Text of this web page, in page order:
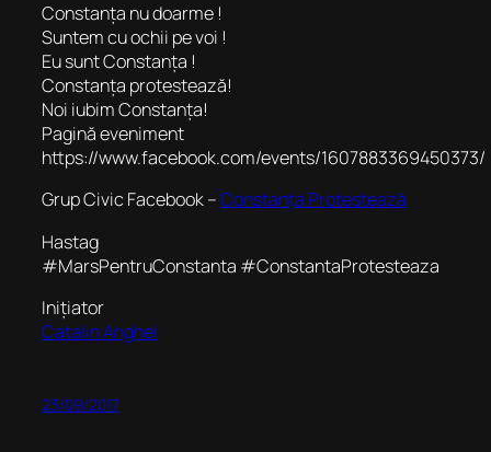
Constanța nu doarme !
Suntem cu ochii pe voi !
Eu sunt Constanța !
Constanța protestează!
Noi iubim Constanța!
Pagină eveniment
https://www.facebook.com/events/1607883369450373/
Grup Civic Facebook –Constanța Protestează
Hastag
‪#‎MarsPentruConstanta ‪#‎ConstantaProtesteaza
Inițiator
Catalin Anghel
23/09/2017